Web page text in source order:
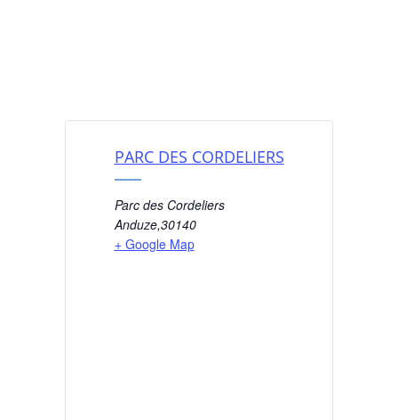
PARC DES CORDELIERS
Parc des Cordeliers
Anduze,30140
+ Google Map